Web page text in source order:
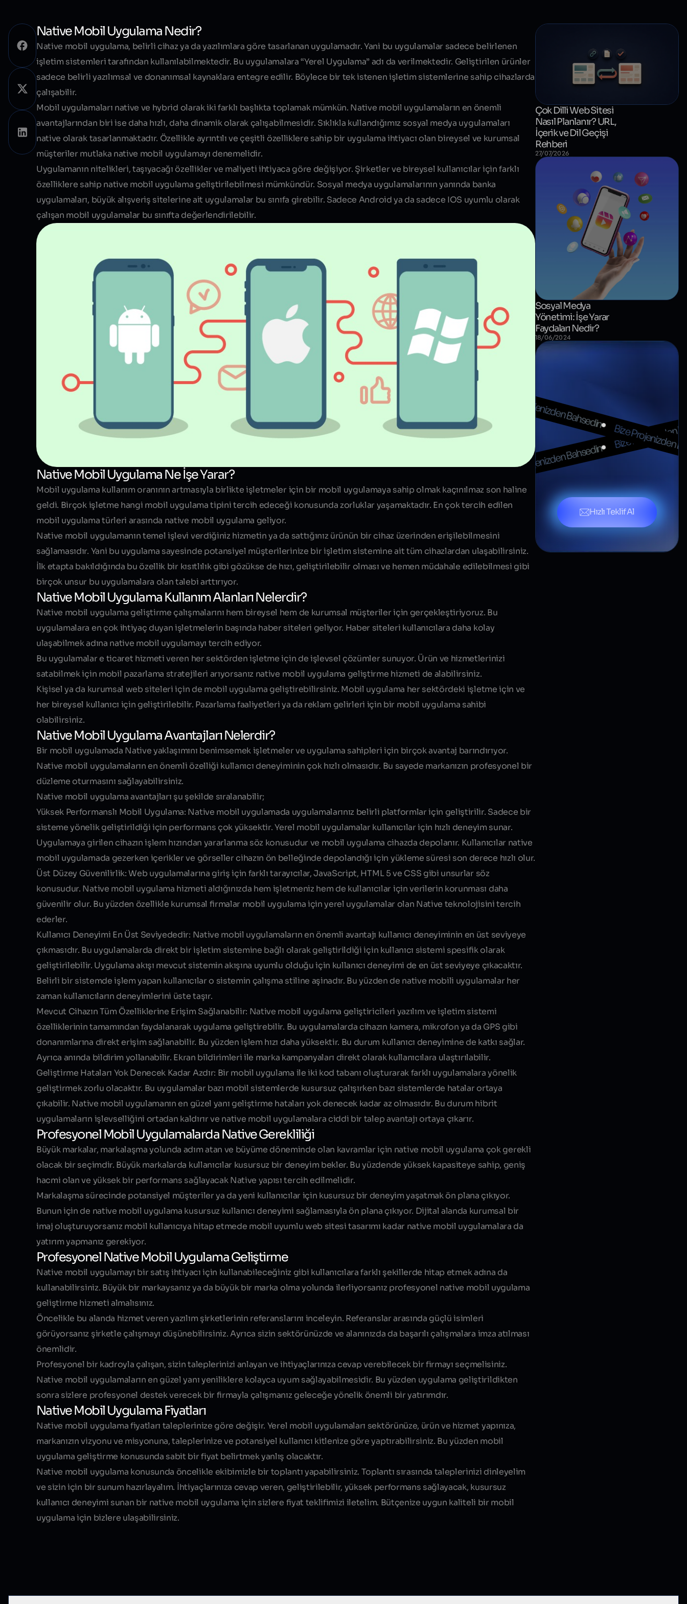
Native Mobil Uygulama Nedir?
Native mobil uygulama, belirli cihaz ya da yazılımlara göre tasarlanan uygulamadır. Yani bu uygulamalar sadece belirlenen
işletim sistemleri tarafından kullanılabilmektedir. Bu uygulamalara “Yerel Uygulama” adı da verilmektedir. Geliştirilen ürünler
sadece belirli yazılımsal ve donanımsal kaynaklara entegre edilir. Böylece bir tek istenen işletim sistemlerine sahip cihazlarda
çalışabilir.
Mobil uygulamaları native ve hybrid olarak iki farklı başlıkta toplamak mümkün. Native mobil uygulamaların en önemli
avantajlarından biri ise daha hızlı, daha dinamik olarak çalışabilmesidir. Sıklıkla kullandığımız sosyal medya uygulamaları
native olarak tasarlanmaktadır. Özellikle ayrıntılı ve çeşitli özelliklere sahip bir uygulama ihtiyacı olan bireysel ve kurumsal
müşteriler mutlaka native mobil uygulamayı denemelidir.
Uygulamanın nitelikleri, taşıyacağı özellikler ve maliyeti ihtiyaca göre değişiyor. Şirketler ve bireysel kullanıcılar için farklı
özelliklere sahip native mobil uygulama geliştirilebilmesi mümkündür. Sosyal medya uygulamalarının yanında banka
uygulamaları, büyük alışveriş sitelerine ait uygulamalar bu sınıfa girebilir. Sadece Android ya da sadece IOS uyumlu olarak
çalışan mobil uygulamalar bu sınıfta değerlendirilebilir.
Native Mobil Uygulama Ne İşe Yarar?
Mobil uygulama kullanım oranının artmasıyla birlikte işletmeler için bir mobil uygulamaya sahip olmak kaçınılmaz son haline
geldi. Birçok işletme hangi mobil uygulama tipini tercih edeceği konusunda zorluklar yaşamaktadır. En çok tercih edilen
mobil uygulama türleri arasında native mobil uygulama geliyor.
Native mobil uygulamanın temel işlevi verdiğiniz hizmetin ya da sattığınız ürünün bir cihaz üzerinden erişilebilmesini
sağlamasıdır. Yani bu uygulama sayesinde potansiyel müşterilerinize bir işletim sistemine ait tüm cihazlardan ulaşabilirsiniz.
İlk etapta bakıldığında bu özellik bir kısıtlılık gibi gözükse de hızı, geliştirilebilir olması ve hemen müdahale edilebilmesi gibi
birçok unsur bu uygulamalara olan talebi arttırıyor.
Native Mobil Uygulama Kullanım Alanları Nelerdir?
Native mobil uygulama geliştirme çalışmalarını hem bireysel hem de kurumsal müşteriler için gerçekleştiriyoruz. Bu
uygulamalara en çok ihtiyaç duyan işletmelerin başında haber siteleri geliyor. Haber siteleri kullanıcılara daha kolay
ulaşabilmek adına native mobil uygulamayı tercih ediyor.
Bu uygulamalar e ticaret hizmeti veren her sektörden işletme için de işlevsel çözümler sunuyor. Ürün ve hizmetlerinizi
satabilmek için mobil pazarlama stratejileri arıyorsanız native mobil uygulama geliştirme hizmeti de alabilirsiniz.
Kişisel ya da kurumsal web siteleri için de mobil uygulama geliştirebilirsiniz. Mobil uygulama her sektördeki işletme için ve
her bireysel kullanıcı için geliştirilebilir. Pazarlama faaliyetleri ya da reklam gelirleri için bir mobil uygulama sahibi
olabilirsiniz.
Native Mobil Uygulama Avantajları Nelerdir?
Bir mobil uygulamada Native yaklaşımını benimsemek işletmeler ve uygulama sahipleri için birçok avantaj barındırıyor.
Native mobil uygulamaların en önemli özelliği kullanıcı deneyiminin çok hızlı olmasıdır. Bu sayede markanızın profesyonel bir
düzleme oturmasını sağlayabilirsiniz.
Native mobil uygulama avantajları şu şekilde sıralanabilir;
Yüksek Performanslı Mobil Uygulama: Native mobil uygulamada uygulamalarınız belirli platformlar için geliştirilir. Sadece bir
sisteme yönelik geliştirildiği için performans çok yüksektir. Yerel mobil uygulamalar kullanıcılar için hızlı deneyim sunar.
Uygulamaya girilen cihazın işlem hızından yararlanma söz konusudur ve mobil uygulama cihazda depolanır. Kullanıcılar native
mobil uygulamada gezerken içerikler ve görseller cihazın ön belleğinde depolandığı için yükleme süresi son derece hızlı olur.
Üst Düzey Güvenilirlik:Web uygulamalarına giriş için farklı tarayıcılar, JavaScript, HTML 5 ve CSS gibi unsurlar söz
konusudur. Native mobil uygulama hizmeti aldığınızda hem işletmeniz hem de kullanıcılar için verilerin korunması daha
güvenilir olur. Bu yüzden özellikle kurumsal firmalar mobil uygulama için yerel uygulamalar olan Native teknolojisini tercih
ederler.
Kullanıcı Deneyimi En Üst Seviyededir: Native mobil uygulamaların en önemli avantajı kullanıcı deneyiminin en üst seviyeye
çıkmasıdır. Bu uygulamalarda direkt bir işletim sistemine bağlı olarak geliştirildiği için kullanıcı sistemi spesifik olarak
geliştirilebilir. Uygulama akışı mevcut sistemin akışına uyumlu olduğu için kullanıcı deneyimi de en üst seviyeye çıkacaktır.
Belirli bir sistemde işlem yapan kullanıcılar o sistemin çalışma stiline aşinadır. Bu yüzden de native mobili uygulamalar her
zaman kullanıcıların deneyimlerini üste taşır.
Mevcut Cihazın Tüm Özelliklerine Erişim Sağlanabilir: Native mobil uygulama geliştiricileri yazılım ve işletim sistemi
özelliklerinin tamamından faydalanarak uygulama geliştirebilir. Bu uygulamalarda cihazın kamera, mikrofon ya da GPS gibi
donanımlarına direkt erişim sağlanabilir. Bu yüzden işlem hızı daha yüksektir. Bu durum kullanıcı deneyimine de katkı sağlar.
Ayrıca anında bildirim yollanabilir. Ekran bildirimleri ile marka kampanyaları direkt olarak kullanıcılara ulaştırılabilir.
Geliştirme Hataları Yok Denecek Kadar Azdır: Bir mobil uygulama ile iki kod tabanı oluşturarak farklı uygulamalara yönelik
geliştirmek zorlu olacaktır. Bu uygulamalar bazı mobil sistemlerde kusursuz çalışırken bazı sistemlerde hatalar ortaya
çıkabilir. Native mobil uygulamanın en güzel yanı geliştirme hataları yok denecek kadar az olmasıdır. Bu durum hibrit
uygulamaların işlevselliğini ortadan kaldırır ve native mobil uygulamalara ciddi bir talep avantajı ortaya çıkarır.
Profesyonel Mobil Uygulamalarda Native Gerekliliği
Büyük markalar, markalaşma yolunda adım atan ve büyüme döneminde olan kavramlar için native mobil uygulama çok gerekli
olacak bir seçimdir. Büyük markalarda kullanıcılar kusursuz bir deneyim bekler. Bu yüzdende yüksek kapasiteye sahip, geniş
hacmi olan ve yüksek bir performans sağlayacak Native yapısı tercih edilmelidir.
Markalaşma sürecinde potansiyel müşteriler ya da yeni kullanıcılar için kusursuz bir deneyim yaşatmak ön plana çıkıyor.
Bunun için de native mobil uygulama kusursuz kullanıcı deneyimi sağlamasıyla ön plana çıkıyor. Dijital alanda kurumsal bir
imaj oluşturuyorsanız mobil kullanıcıya hitap etmede mobil uyumlu web sitesi tasarımı kadar native mobil uygulamalara da
yatırım yapmanız gerekiyor.
Profesyonel Native Mobil Uygulama Geliştirme
Native mobil uygulamayı bir satış ihtiyacı için kullanabileceğiniz gibi kullanıcılara farklı şekillerde hitap etmek adına da
kullanabilirsiniz. Büyük bir markaysanız ya da büyük bir marka olma yolunda ilerliyorsanız profesyonel native mobil uygulama
geliştirme hizmeti almalısınız.
Öncelikle bu alanda hizmet verenyazılım şirketlerinin referanslarını inceleyin. Referanslar arasında güçlü isimleri
görüyorsanız şirketle çalışmayı düşünebilirsiniz. Ayrıca sizin sektörünüzde ve alanınızda da başarılı çalışmalara imza atılması
önemlidir.
Profesyonel bir kadroyla çalışan, sizin taleplerinizi anlayan ve ihtiyaçlarınıza cevap verebilecek bir firmayı seçmelisiniz.
Native mobil uygulamaların en güzel yanıyeniliklere kolayca uyum sağlayabilmesidir. Bu yüzden uygulama geliştirildikten
sonra sizlere profesyonel destek verecek bir firmayla çalışmanız geleceğe yönelik önemli bir yatırımdır.
Native Mobil Uygulama Fiyatları
Native mobil uygulama fiyatları taleplerinize göre değişir. Yerel mobil uygulamaları sektörünüze, ürün ve hizmet yapınıza,
markanızın vizyonu ve misyonuna, taleplerinize ve potansiyel kullanıcı kitlenize göre yaptırabilirsiniz. Bu yüzden mobil
uygulama geliştirme konusunda sabit bir fiyat belirtmek yanlış olacaktır.
Native mobil uygulama konusunda öncelikle ekibimizle bir toplantı yapabilirsiniz. Toplantı sırasında taleplerinizi dinleyelim
ve sizin için bir sunum hazırlayalım. İhtiyaçlarınıza cevap veren, geliştirilebilir, yüksek performans sağlayacak, kusursuz
kullanıcı deneyimi sunan bir native mobil uygulama için sizlere fiyat teklifimizi iletelim. Bütçenize uygun kaliteli bir mobil
uygulama için bizlere ulaşabilirsiniz.
Çok Dilli Web Sitesi
Nasıl Planlanır? URL,
İçerik ve Dil Geçişi
Rehberi
27/07/2026
Sosyal Medya
Yönetimi: İşe Yarar
Faydaları Nedir?
18/06/2024
Bize Projenizden Bahsedin
Bize Projenizden Bahsedin
Bize Projenizden
Bize Projenizden Bahsedin
Bize Projenizden Bahsedin
Bize Projenizden
Hızlı Teklif Al